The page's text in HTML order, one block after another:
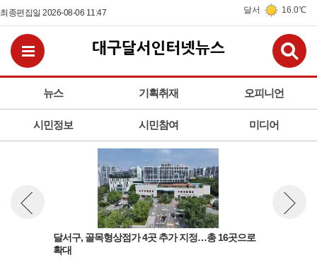
최종편집일 2026-08-06 11:47 달서 16.0℃
뉴스 기획취재 오피니언
시민정보 시민참여 미디어
전체메뉴보기
달서구, 골목형상점가 4곳 추가 지정…총 16곳으로
확대
뉴스 이전보기